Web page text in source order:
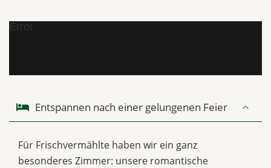
Error
Entspannen nach einer gelungenen Feier
Für Frischvermählte haben wir ein ganz
besonderes Zimmer: unsere romantische